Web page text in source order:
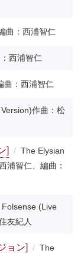
曲：西浦智仁
西浦智仁
曲：西浦智仁
作曲：松
]
The Elysian
浦智仁、編曲：
Folsense (Live
友紀人
ョン]
The